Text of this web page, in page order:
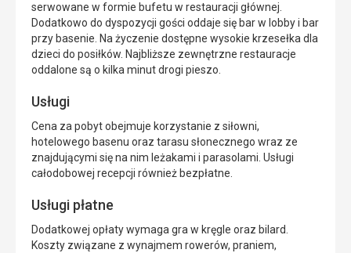
serwowane w formie bufetu w restauracji głównej.
Dodatkowo do dyspozycji gości oddaje się bar w lobby i bar
przy basenie. Na życzenie dostępne wysokie krzesełka dla
dzieci do posiłków. Najbliższe zewnętrzne restauracje
oddalone są o kilka minut drogi pieszo.
Usługi
Cena za pobyt obejmuje korzystanie z siłowni,
hotelowego basenu oraz tarasu słonecznego wraz ze
znajdującymi się na nim leżakami i parasolami. Usługi
całodobowej recepcji również bezpłatne.
Usługi płatne
Dodatkowej opłaty wymaga gra w kręgle oraz bilard.
Koszty związane z wynajmem rowerów, praniem,